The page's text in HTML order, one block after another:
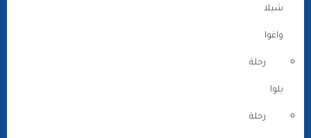
شيلا
واغوا
رحلة
يلوا
رحلة